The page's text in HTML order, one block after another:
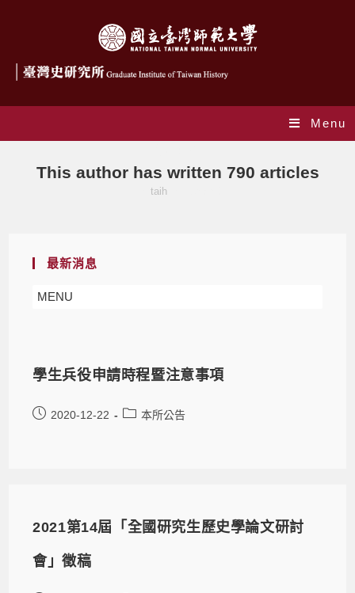
Menu
This author has written 790 articles
taih
最新消息
MENU
學生兵役申請時程暨注意事項
2020-12-22 本所公告
2021第14屆「全國研究生歷史學論文研討
會」徵稿